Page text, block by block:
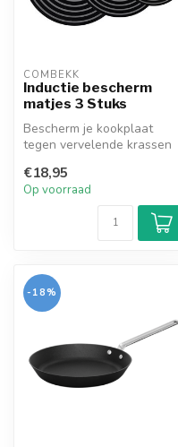
COMBEKK
Inductie bescherm
matjes 3 Stuks
Bescherm je kookplaat
tegen vervelende krassen
silicone...
€18,95
Op voorraad
-18%